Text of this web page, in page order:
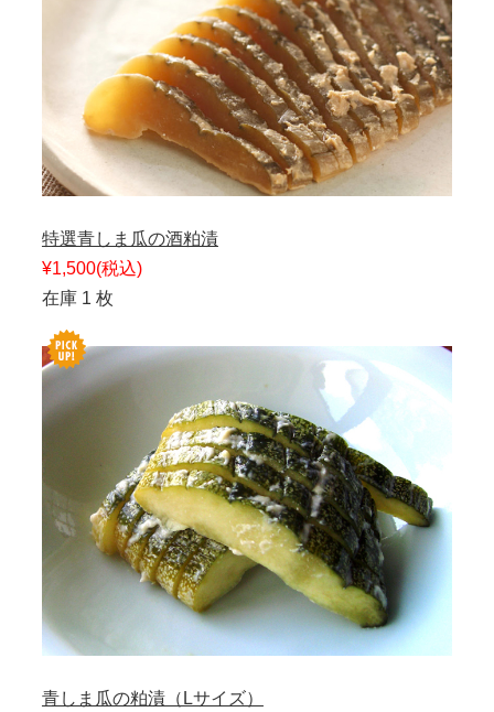
特選青しま瓜の酒粕漬
¥1,500(税込)
在庫 1 枚
青しま瓜の粕漬（Lサイズ）